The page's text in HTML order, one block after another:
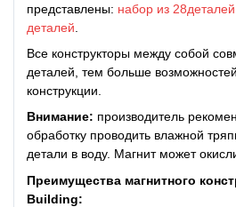
представлены: набор из 28деталей
деталей
Все конструкторы между собой
деталей, тем больше
конструкции.
Внимание: производитель
обработку проводить влажной
детали в воду. Магнит может
Преимущества магнитного
Building: